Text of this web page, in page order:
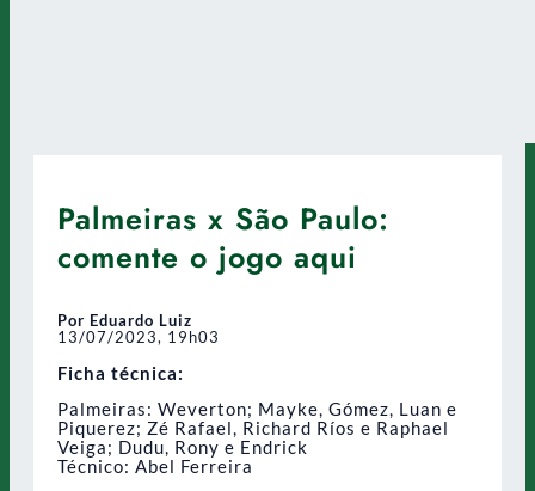
Palmeiras x São Paulo:
comente o jogo aqui
Por Eduardo Luiz
13/07/2023, 19h03
Ficha técnica:
Palmeiras: Weverton; Mayke, Gómez, Luan e
Piquerez; Zé Rafael, Richard Ríos e Raphael
Veiga; Dudu, Rony e Endrick
Técnico: Abel Ferreira